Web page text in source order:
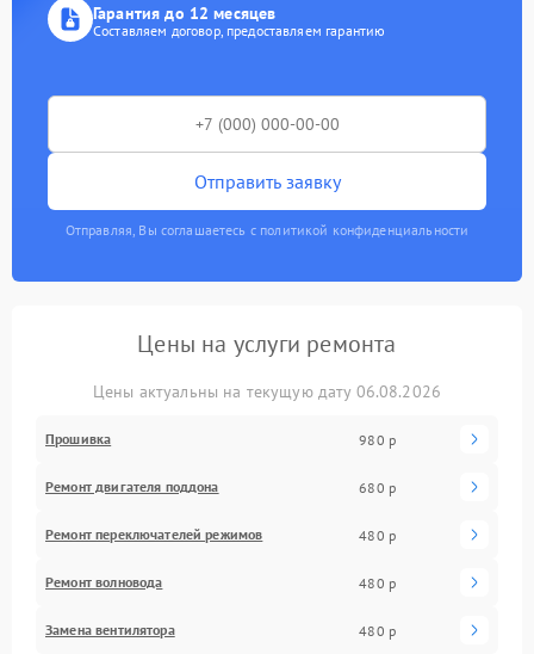
Гарантия до 12 месяцев
Составляем договор, предоставляем гарантию
Отправить заявку
Отправляя, Вы соглашаетесь с политикой конфиденциальности
Цены на услуги ремонта
Цены актуальны на текущую дату 06.08.2026
Прошивка 980 р
Ремонт двигателя поддона 680 р
Ремонт переключателей режимов 480 р
Ремонт волновода 480 р
Замена вентилятора 480 р